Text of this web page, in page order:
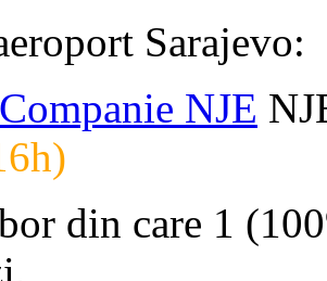
Sarajevo:
Companie NJE
din care 1